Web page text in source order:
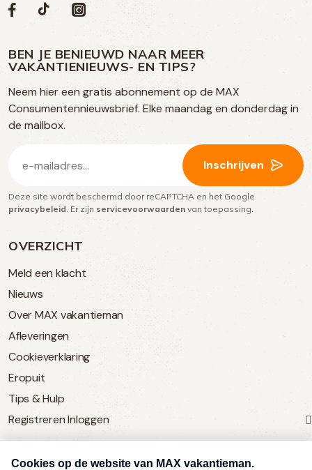
OVERZICHT
Meld een klacht
Nieuws
Over MAX vakantieman
Afleveringen
Cookieverklaring
Eropuit
Tips & Hulp
Registreren Inloggen
SERVICE
Volg
op
social
media
Social
Volg
op
Facebook
Volg
op
TikTok
Volg
op
Instagram
BEN JE BENIEUWD NAAR MEER
VAKANTIENIEUWS- EN TIPS?
Neem hier een gratis abonnement op de MAX
Consumentennieuwsbrief. Elke maandag en donderdag in
de mailbox.
mailadres
(Vereist)
Inschrijven
Deze site wordt beschermd door reCAPTCHA en het Google
privacybeleid . Er zijn servicevoorwaarden van toepassing.